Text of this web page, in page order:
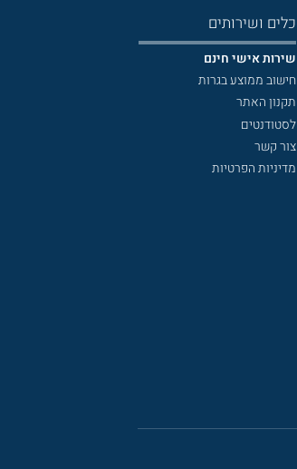
כלים ושירותים
שירות אישי חינם
חישוב ממוצע בגרות
תקנון האתר
לסטודנטים
צור קשר
מדיניות הפרטיות